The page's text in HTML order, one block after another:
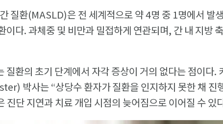
질환(MASLD)은 전 세계적으로 약 4명 중 1명에서 발
이다. 과체중 및 비만과 밀접하게 연관되며, 간 내 지방
질환의 초기 단계에서 자각 증상이 거의 없다는 점이다.
박사는 “상당수 환자가 질환을 인지하지 못한 채 진
진단 지연과 치료 개입 시점의 늦어짐으로 이어질 수 있